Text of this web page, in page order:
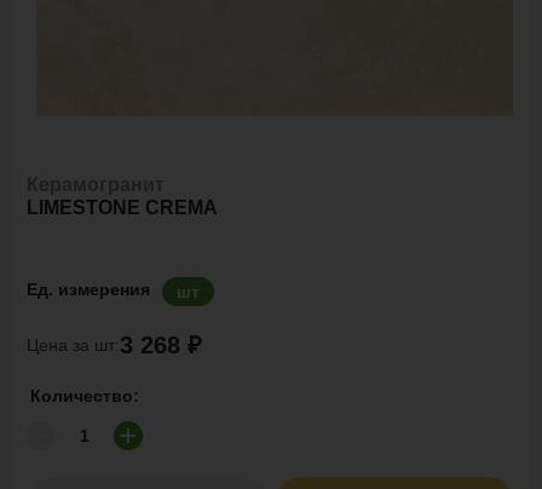
LIMESTONE CREMA
Ед. измерения шт
Цена за шт:3 268 ₽
Количество: